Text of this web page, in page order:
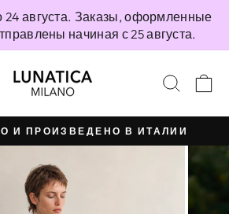
24 августа. Заказы, оформленные
начиная с 25 августа.
ПО САЙТУ
Приостановить
презентацию
И ПРОИЗВЕДЕНО В ИТАЛИИ